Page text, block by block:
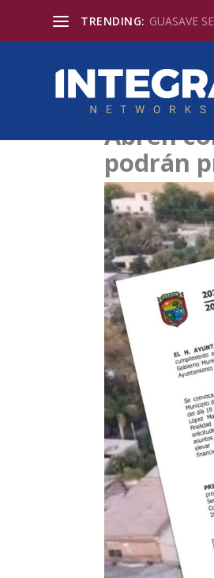
TRENDING: GUASAVE
Abren
podrán